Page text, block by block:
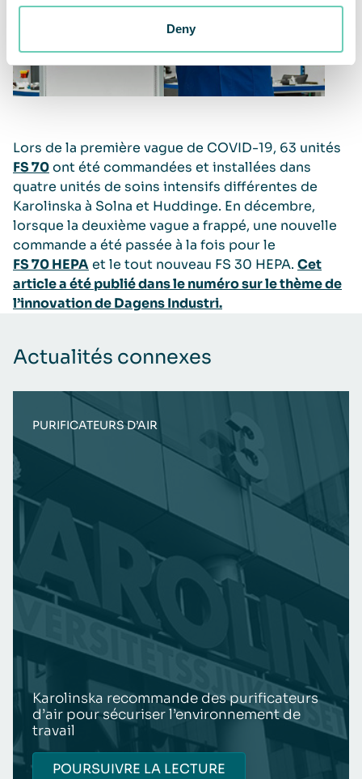
Deny
Lors de la première vague de COVID-19, 63 unités
FS 70ont été commandées et installées dans
quatre unités de soins intensifs différentes de
Karolinska à Solna et Huddinge. En décembre,
lorsque la deuxième vague a frappé, une nouvelle
commande a été passée à la fois pour le
FS 70 HEPAet le tout nouveau FS 30 HEPA. Cet
article a été publié dans le numéro sur le thème de
l’innovation de Dagens Industri.
Actualités connexes
PURIFICATEURS D’AIR
Karolinska recommande des purificateurs
d’air pour sécuriser l’environnement de
travail
POURSUIVRE LA LECTURE